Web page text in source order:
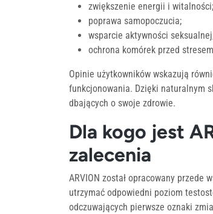
zwiększenie energii i witalności;
poprawa samopoczucia;
wsparcie aktywności
ochrona komórek przed
Opinie użytkowników wskazują
funkcjonowania. Dzięki naturalnym
dbających o swoje zdrowie.
Dla kogo jest
zalecenia
ARVION został opracowany przede
utrzymać odpowiedni poziom
odczuwających pierwsze oznaki